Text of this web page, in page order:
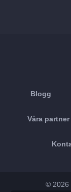
Blogg
Våra partner
© 2026